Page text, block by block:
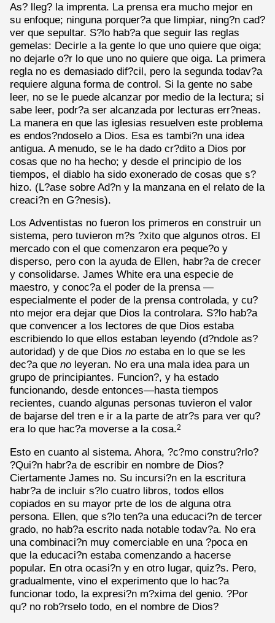
As? lleg? la imprenta. La prensa era mucho mejor en
su enfoque; ninguna porquer?a que limpiar, ning?n cad?
ver que sepultar. S?lo hab?a que seguir las reglas
gemelas: Decirle a la gente lo que uno quiere que oiga;
no dejarle o?r lo que uno no quiere que oiga. La primera
regla no es demasiado dif?cil, pero la segunda todav?a
requiere alguna forma de control. Si la gente no sabe
leer, no se le puede alcanzar por medio de la lectura; si
sabe leer, podr?a ser alcanzada por lecturas err?neas.
La manera en que las iglesias resuelven este problema
es endos?ndoselo a Dios. Esa es tambi?n una idea
antigua. A menudo, se le ha dado cr?dito a Dios por
cosas que no ha hecho; y desde el principio de los
tiempos, el diablo ha sido exonerado de cosas que s?
hizo. (L?ase sobre Ad?n y la manzana en el relato de la
creaci?n en G?nesis).
Los Adventistas no fueron los primeros en construir un
sistema, pero tuvieron m?s ?xito que algunos otros. El
mercado con el que comenzaron era peque?o y
disperso, pero con la ayuda de Ellen, habr?a de crecer
y consolidarse. James White era una especie de
maestro, y conoc?a el poder de la prensa —
especialmente el poder de la prensa controlada, y cu?
nto mejor era dejar que Dios la controlara. S?lo hab?a
que convencer a los lectores de que Dios estaba
escribiendo lo que ellos estaban leyendo (d?ndole as?
autoridad) y de que Dios no estaba en lo que se les
dec?a que no leyeran. No era una mala idea para un
grupo de principiantes. Funcion?, y ha estado
funcionando, desde entonces—hasta tiempos
recientes, cuando algunas personas tuvieron el valor
de bajarse del tren e ir a la parte de atr?s para ver qu?
era lo que hac?a moverse a la cosa.2
Esto en cuanto al sistema. Ahora, ?c?mo constru?rlo?
?Qui?n habr?a de escribir en nombre de Dios?
Ciertamente James no. Su incursi?n en la escritura
habr?a de incluir s?lo cuatro libros, todos ellos
copiados en su mayor prte de los de alguna otra
persona. Ellen, que s?lo ten?a una educaci?n de tercer
grado, no hab?a escrito nada notable todav?a. No era
una combinaci?n muy comerciable en una ?poca en
que la educaci?n estaba comenzando a hacerse
popular. En otra ocasi?n y en otro lugar, quiz?s. Pero,
gradualmente, vino el experimento que lo hac?a
funcionar todo, la expresi?n m?xima del genio. ?Por
qu? no rob?rselo todo, en el nombre de Dios?